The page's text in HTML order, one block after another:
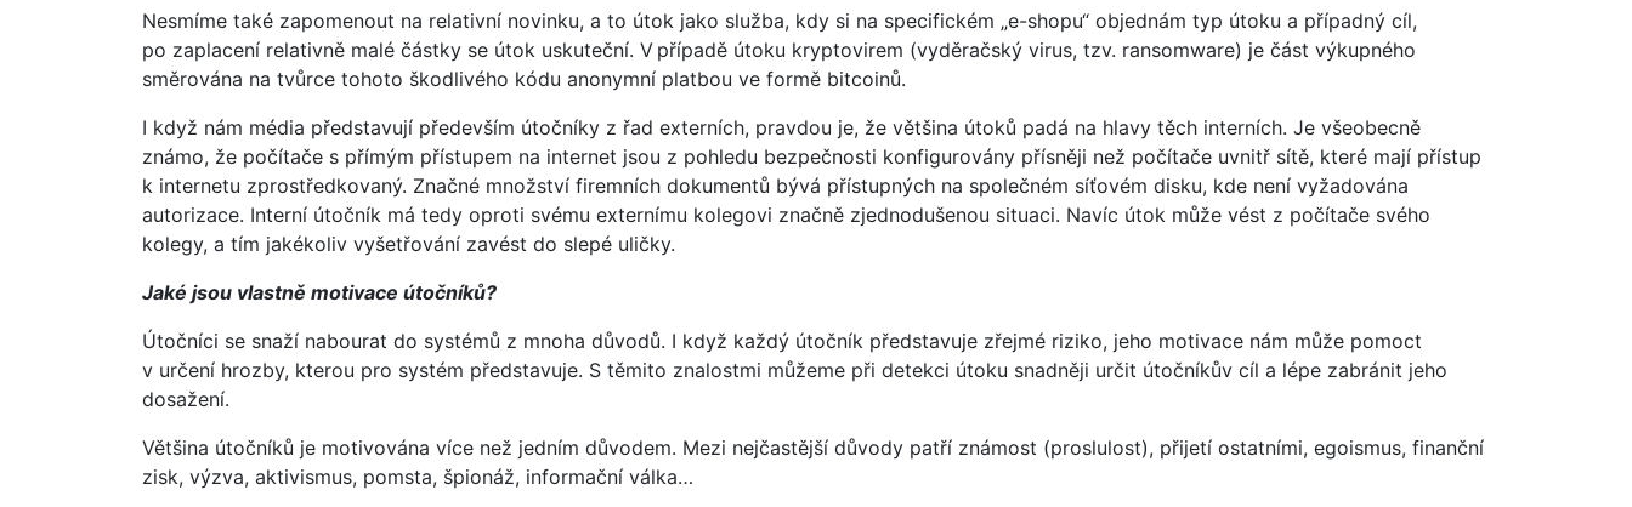
Nesmíme také zapomenout na relativní novinku, a to útok jako služba, kdy si na specifickém „e-shopu“ objednám typ útoku a případný cíl,
po zaplacení relativně malé částky se útok uskuteční. V případě útoku kryptovirem (vyděračský virus, tzv. ransomware) je část výkupného
směrována na tvůrce tohoto škodlivého kódu anonymní platbou ve formě bitcoinů.
I když nám média představují především útočníky z řad externích, pravdou je, že většina útoků padá na hlavy těch interních. Je všeobecně
známo, že počítače s přímým přístupem na internet jsou z pohledu bezpečnosti konfigurovány přísněji než počítače uvnitř sítě, které mají přístup
k internetu zprostředkovaný. Značné množství firemních dokumentů bývá přístupných na společném síťovém disku, kde není vyžadována
autorizace. Interní útočník má tedy oproti svému externímu kolegovi značně zjednodušenou situaci. Navíc útok může vést z počítače svého
kolegy, a tím jakékoliv vyšetřování zavést do slepé uličky.
Jaké jsou vlastně motivace útočníků?
Útočníci se snaží nabourat do systémů z mnoha důvodů. I když každý útočník představuje zřejmé riziko, jeho motivace nám může pomoct
v určení hrozby, kterou pro systém představuje. S těmito znalostmi můžeme při detekci útoku snadněji určit útočníkův cíl a lépe zabránit jeho
dosažení.
Většina útočníků je motivována více než jedním důvodem. Mezi nejčastější důvody patří známost (proslulost), přijetí ostatními, egoismus, finanční
zisk, výzva, aktivismus, pomsta, špionáž, informační válka…